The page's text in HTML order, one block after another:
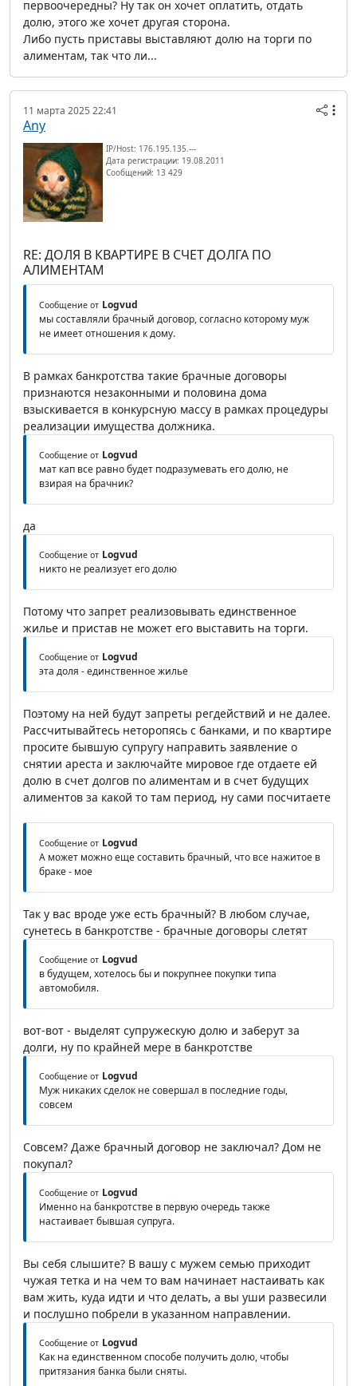
первоочередны? Ну так он хочет оплатить, отдать
долю, этого же хочет другая сторона.
Либо пусть приставы выставляют долю на торги по
алиментам, так что ли...
11 марта 2025 22:41
Any
IP/Host: 176.195.135.---
Дата регистрации: 19.08.2011
Сообщений: 13 429
RE: ДОЛЯ В КВАРТИРЕ В СЧЕТ ДОЛГА ПО
АЛИМЕНТАМ
Сообщение от Logvud
мы составляли брачный договор, согласно которому муж
не имеет отношения к дому.
В рамках банкротства такие брачные договоры
признаются незаконными и половина дома
взыскивается в конкурсную массу в рамках процедуры
реализации имущества должника.
Сообщение от Logvud
мат кап все равно будет подразумевать его долю, не
взирая на брачник?
да
Сообщение от Logvud
никто не реализует его долю
Потому что запрет реализовывать единственное
жилье и пристав не может его выставить на торги.
Сообщение от Logvud
эта доля - единственное жилье
Поэтому на ней будут запреты регдействий и не далее.
Рассчитывайтесь неторопясь с банками, и по квартире
просите бывшую супругу направить заявление о
снятии ареста и заключайте мировое где отдаете ей
долю в счет долгов по алиментам и в счет будущих
алиментов за какой то там период, ну сами посчитаете
Сообщение от Logvud
А может можно еще составить брачный, что все нажитое в
браке - мое
Так у вас вроде уже есть брачный? В любом случае,
сунетесь в банкротстве - брачные договоры слетят
Сообщение от Logvud
в будущем, хотелось бы и покрупнее покупки типа
автомобиля.
вот-вот - выделят супружескую долю и заберут за
долги, ну по крайней мере в банкротстве
Сообщение от Logvud
Муж никаких сделок не совершал в последние годы,
совсем
Совсем? Даже брачный договор не заключал? Дом не
покупал?
Сообщение от Logvud
Именно на банкротстве в первую очередь также
настаивает бывшая супруга.
Вы себя слышите? В вашу с мужем семью приходит
чужая тетка и на чем то вам начинает настаивать как
вам жить, куда идти и что делать, а вы уши развесили
и послушно побрели в указанном направлении.
Сообщение от Logvud
Как на единственном способе получить долю, чтобы
притязания банка были сняты.